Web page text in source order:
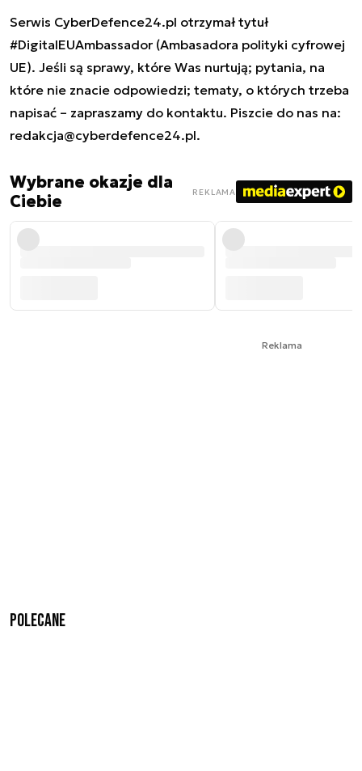
Serwis CyberDefence24.pl otrzymał tytuł
#DigitalEUAmbassador (Ambasadora polityki cyfrowej
UE). Jeśli są sprawy, które Was nurtują; pytania, na
które nie znacie odpowiedzi; tematy, o których trzeba
napisać – zapraszamy do kontaktu. Piszcie do nas na:
redakcja@cyberdefence24.pl.
Wybrane okazje dla
Ciebie
REKLAMA
Reklama
Polecane